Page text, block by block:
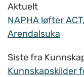
Aktuelt
NAPHA løfter
Arendalsuka
Siste fra
Kunnskapskilder